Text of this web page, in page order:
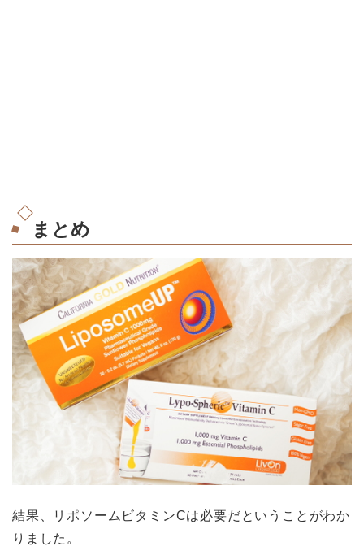
まとめ
結果、リポソームビタミンCは必要だということがわか
りました。